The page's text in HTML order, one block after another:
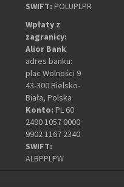
SWIFT: POLUPLPR
Wpłaty z
zagranicy:
Alior Bank
adres banku:
plac Wolności 9
43-300 Bielsko-
Biała, Polska
Konto: PL 60
2490 1057 0000
9902 1167 2340
SWIFT:
ALBPPLPW